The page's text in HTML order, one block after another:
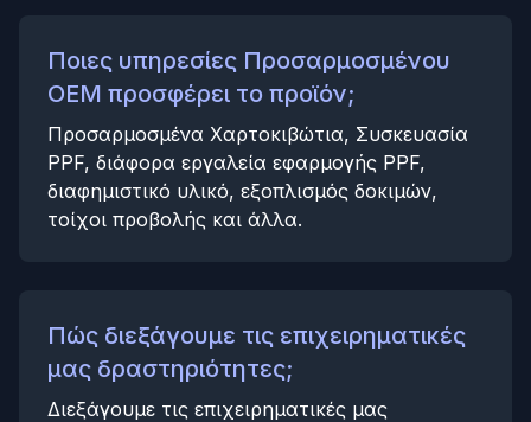
Ποιες υπηρεσίες Προσαρμοσμένου
OEM προσφέρει το προϊόν;
Προσαρμοσμένα Χαρτοκιβώτια, Συσκευασία
PPF, διάφορα εργαλεία εφαρμογής PPF,
διαφημιστικό υλικό, εξοπλισμός δοκιμών,
τοίχοι προβολής και άλλα.
Πώς διεξάγουμε τις επιχειρηματικές
μας δραστηριότητες;
Διεξάγουμε τις επιχειρηματικές μας